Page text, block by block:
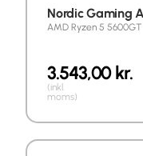
Nordic Gaming
AMD Ryzen 5
3.543,00kr.
(inkl.
moms)